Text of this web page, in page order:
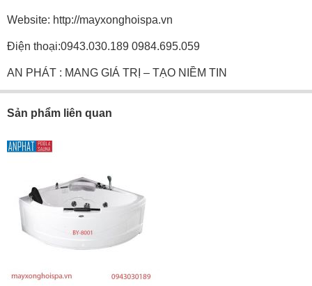
Website: http://mayxonghoispa.vn
Điện thoại:0943.030.189 0984.695.059
AN PHÁT : MANG GIÁ TRỊ – TẠO NIỀM TIN
Sản phẩm liên quan